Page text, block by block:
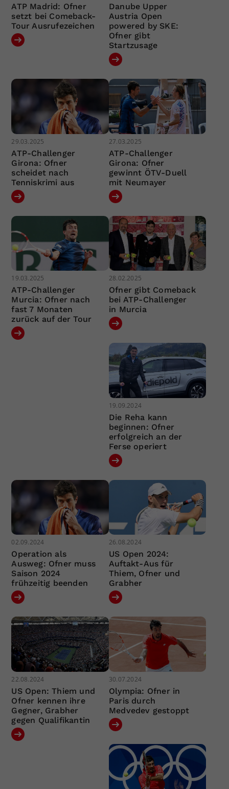
ATP Madrid: Ofner
setzt bei Comeback-
Tour Ausrufezeichen
Danube Upper
Austria Open
powered by SKE:
Ofner gibt
Startzusage
29.03.2025
ATP-Challenger
Girona: Ofner
scheidet nach
Tenniskrimi aus
27.03.2025
ATP-Challenger
Girona: Ofner
gewinnt ÖTV-Duell
mit Neumayer
19.03.2025
ATP-Challenger
Murcia: Ofner nach
fast 7 Monaten
zurück auf der Tour
28.02.2025
Ofner gibt Comeback
bei ATP-Challenger
in Murcia
19.09.2024
Die Reha kann
beginnen: Ofner
erfolgreich an der
Ferse operiert
02.09.2024
Operation als
Ausweg: Ofner muss
Saison 2024
frühzeitig beenden
26.08.2024
US Open 2024:
Auftakt-Aus für
Thiem, Ofner und
Grabher
22.08.2024
US Open: Thiem und
Ofner kennen ihre
Gegner, Grabher
gegen Qualifikantin
30.07.2024
Olympia: Ofner in
Paris durch
Medvedev gestoppt